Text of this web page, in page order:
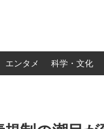
エンタメ 科学・文化